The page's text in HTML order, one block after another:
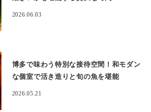
2026.06.03
博多で味わう特別な接待空間！和モダン
な個室で活き造りと旬の魚を堪能
2026.05.21